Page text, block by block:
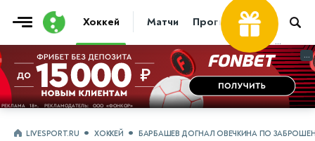
Хоккей Матчи Прогнозы
...
...
LIVESPORT.RU ХОККЕЙ БАРБАШЕВ ДОГНАЛ ОВЕЧКИНА ПО